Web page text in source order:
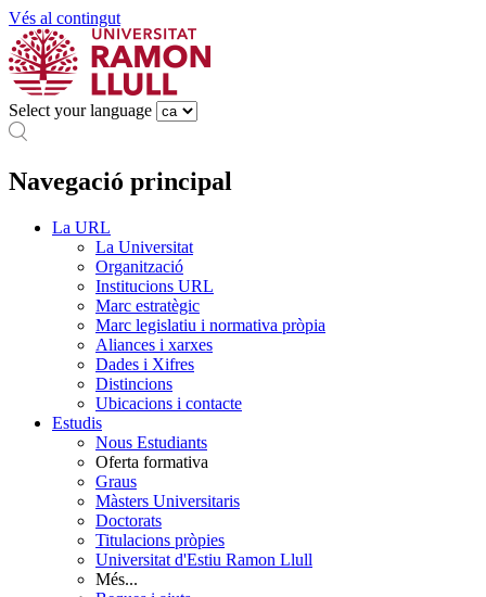
Vés al contingut
Select your language
Navegació principal
La URL
La Universitat
Organització
Institucions URL
Marc estratègic
Marc legislatiu i normativa pròpia
Aliances i xarxes
Dades i Xifres
Distincions
Ubicacions i contacte
Estudis
Nous Estudiants
Oferta formativa
Graus
Màsters Universitaris
Doctorats
Titulacions pròpies
Universitat d'Estiu Ramon Llull
Més...